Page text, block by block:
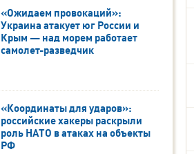
«Ожидаем провокаций»:
Украина атакует юг России и
Крым — над морем работает
самолет-разведчик
«Координаты для ударов»:
российские хакеры раскрыли
роль НАТО в атаках на объекты
РФ